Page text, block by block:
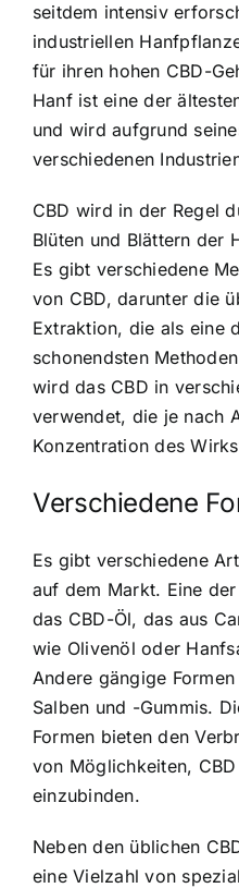
seitdem intensiv
industriellen
für ihren hohen CBD-
Hanf ist eine der
und wird aufgrund
verschiedenen
CBD wird in der Regel
Blüten und Blättern der
Es gibt verschiedene
von CBD, darunter die
Extraktion, die als eine
schonendsten
wird das CBD in
verwendet, die je nach
Konzentration des
Verschiedene
Es gibt verschiedene
auf dem Markt. Eine
das CBD-Öl, das aus
wie Olivenöl oder
Andere gängige
Salben und -Gummis.
Formen bieten den
von Möglichkeiten,
einzubinden.
Neben den üblichen
eine Vielzahl von